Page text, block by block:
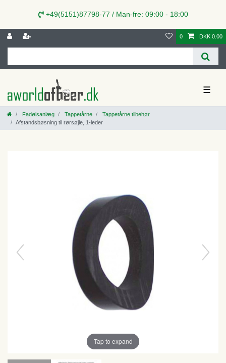
+49(5151)87798-77 / Man-fre: 09:00 - 18:00
0 DKK 0.00
☰
Fadølsanlæg Tappetårne
Tappetårne tilbehør
Afstandsbøsning til rørsøjle, 1-leder
Tap to expand